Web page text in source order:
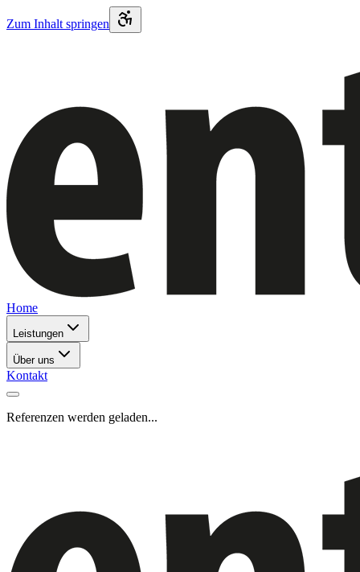
Zum Inhalt springen
Home
Leistungen
Über uns
Kontakt
Referenzen werden geladen...